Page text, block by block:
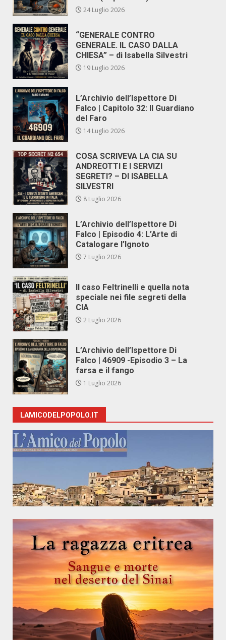
24 Luglio 2026
“GENERALE CONTRO
GENERALE. IL CASO DALLA
CHIESA” – di Isabella Silvestri
19 Luglio 2026
L’Archivio dell’Ispettore Di
Falco | Capitolo 32: Il Guardiano
del Faro
14 Luglio 2026
COSA SCRIVEVA LA CIA SU
ANDREOTTI E I SERVIZI
SEGRETI? – DI ISABELLA
SILVESTRI
8 Luglio 2026
L’Archivio dell’Ispettore Di
Falco | Episodio 4: L’Arte di
Catalogare l’Ignoto
7 Luglio 2026
Il caso Feltrinelli e quella nota
speciale nei file segreti della
CIA
2 Luglio 2026
L’Archivio dell’Ispettore Di
Falco | 46909 -Episodio 3 – La
farsa e il fango
1 Luglio 2026
LAMICODELPOPOLO.IT